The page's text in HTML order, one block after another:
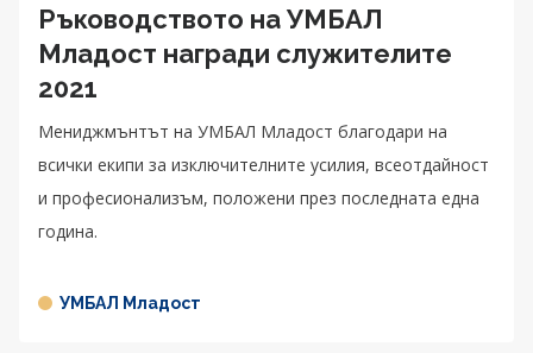
Ръководството на УМБАЛ
Младост награди служителите
2021
Мениджмънтът на УМБАЛ Младост благодари на
всички екипи за изключителните усилия, всеотдайност
и професионализъм, положени през последната една
година.
УМБАЛ Младост